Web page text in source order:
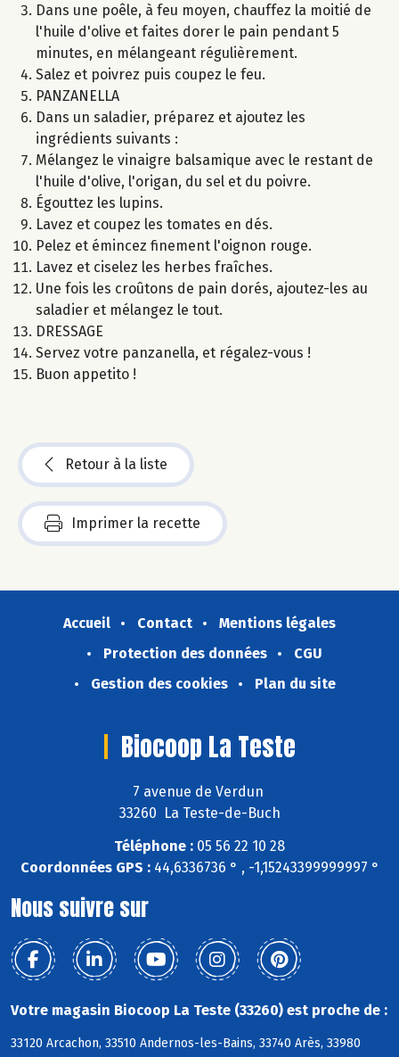
Dans une poêle, à feu moyen, chauffez la moitié de
l'huile d'olive et faites dorer le pain pendant 5
minutes, en mélangeant régulièrement.
Salez et poivrez puis coupez le feu.
PANZANELLA
Dans un saladier, préparez et ajoutez les
ingrédients suivants :
Mélangez le vinaigre balsamique avec le restant de
l'huile d'olive, l'origan, du sel et du poivre.
Égouttez les lupins.
Lavez et coupez les tomates en dés.
Pelez et émincez finement l'oignon rouge.
Lavez et ciselez les herbes fraîches.
Une fois les croûtons de pain dorés, ajoutez-les au
saladier et mélangez le tout.
DRESSAGE
Servez votre panzanella, et régalez-vous !
Buon appetito !
Retour à la liste
Imprimer la recette
Accueil Contact
Mentions légales
Protection des données
CGU
Gestion des cookies
Plan du site
Biocoop La Teste
7 avenue de Verdun
33260 La Teste-de-Buch
Téléphone : 05 56 22 10 28
Coordonnées GPS :44,6336736 ° , -1,15243399999997 °
Nous suivre sur
Votre magasin Biocoop La Teste (33260) est proche de :
33120 Arcachon, 33510 Andernos-les-Bains, 33740 Arès, 33980